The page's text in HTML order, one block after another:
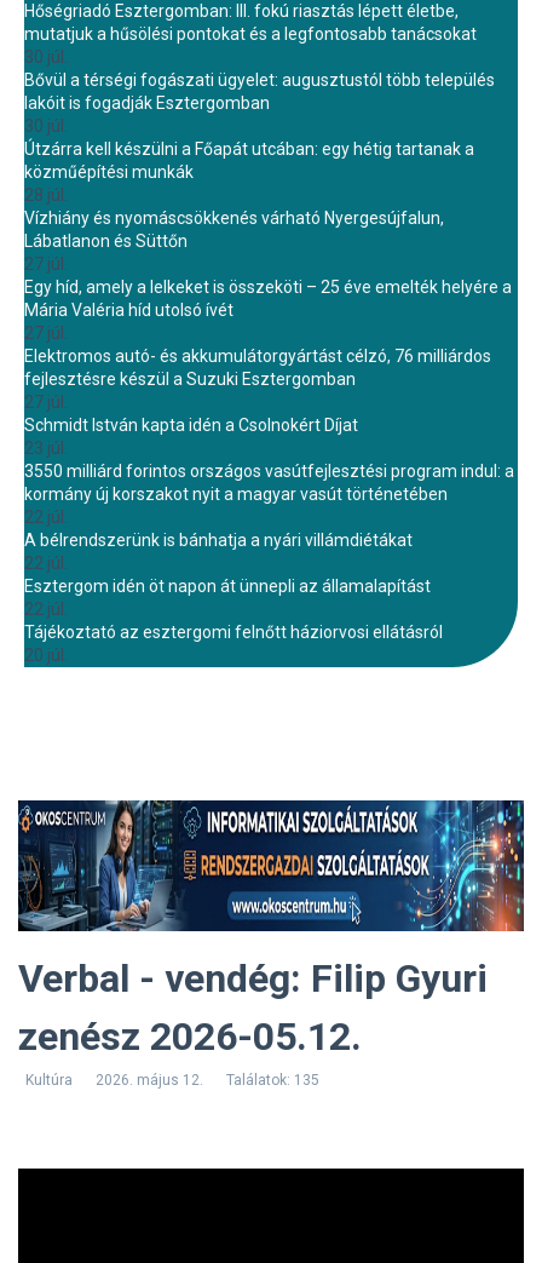
Hőségriadó Esztergomban: III. fokú riasztás lépett életbe,
mutatjuk a hűsölési pontokat és a legfontosabb tanácsokat
30 júl.
Bővül a térségi fogászati ügyelet: augusztustól több település
lakóit is fogadják Esztergomban
30 júl.
Útzárra kell készülni a Főapát utcában: egy hétig tartanak a
közműépítési munkák
28 júl.
Vízhiány és nyomáscsökkenés várható Nyergesújfalun,
Lábatlanon és Süttőn
27 júl.
Egy híd, amely a lelkeket is összeköti – 25 éve emelték helyére a
Mária Valéria híd utolsó ívét
27 júl.
Elektromos autó- és akkumulátorgyártást célzó, 76 milliárdos
fejlesztésre készül a Suzuki Esztergomban
27 júl.
Schmidt István kapta idén a Csolnokért Díjat
23 júl.
3550 milliárd forintos országos vasútfejlesztési program indul: a
kormány új korszakot nyit a magyar vasút történetében
22 júl.
A bélrendszerünk is bánhatja a nyári villámdiétákat
22 júl.
Esztergom idén öt napon át ünnepli az államalapítást
22 júl.
Tájékoztató az esztergomi felnőtt háziorvosi ellátásról
20 júl.
Verbal - vendég: Filip Gyuri
zenész 2026-05.12.
Kultúra 2026. május 12. Találatok: 135